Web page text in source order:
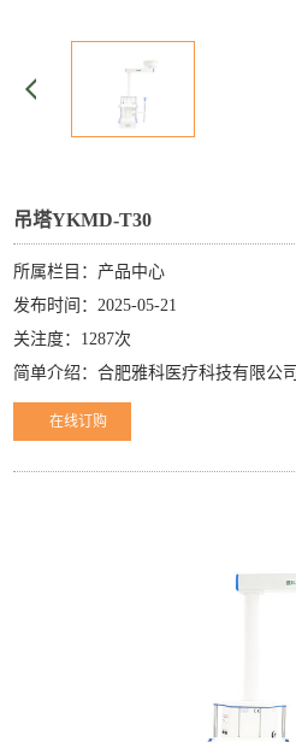
吊塔YKMD-T30
所属栏目：产品中心
发布时间：2025-05-21
关注度：1287次
简单介绍：合肥雅科医疗科技有限公司
在线订购